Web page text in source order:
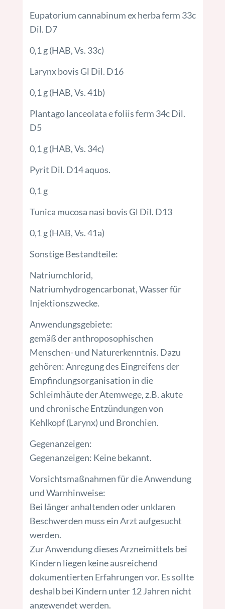
Eupatorium cannabinum ex herba ferm 33c
Dil. D7
0,1 g (HAB, Vs. 33c)
Larynx bovis Gl Dil. D16
0,1 g (HAB, Vs. 41b)
Plantago lanceolata e foliis ferm 34c Dil.
D5
0,1 g (HAB, Vs. 34c)
Pyrit Dil. D14 aquos.
0,1 g
Tunica mucosa nasi bovis Gl Dil. D13
0,1 g (HAB, Vs. 41a)
Sonstige Bestandteile:
Natriumchlorid,
Natriumhydrogencarbonat, Wasser für
Injektionszwecke.
Anwendungsgebiete:
gemäß der anthroposophischen
Menschen- und Naturerkenntnis. Dazu
gehören: Anregung des Eingreifens der
Empfindungsorganisation in die
Schleimhäute der Atemwege, z.B. akute
und chronische Entzündungen von
Kehlkopf (Larynx) und Bronchien.
Gegenanzeigen:
Gegenanzeigen: Keine bekannt.
Vorsichtsmaßnahmen für die Anwendung
und Warnhinweise:
Bei länger anhaltenden oder unklaren
Beschwerden muss ein Arzt aufgesucht
werden.
Zur Anwendung dieses Arzneimittels bei
Kindern liegen keine ausreichend
dokumentierten Erfahrungen vor. Es sollte
deshalb bei Kindern unter 12 Jahren nicht
angewendet werden.